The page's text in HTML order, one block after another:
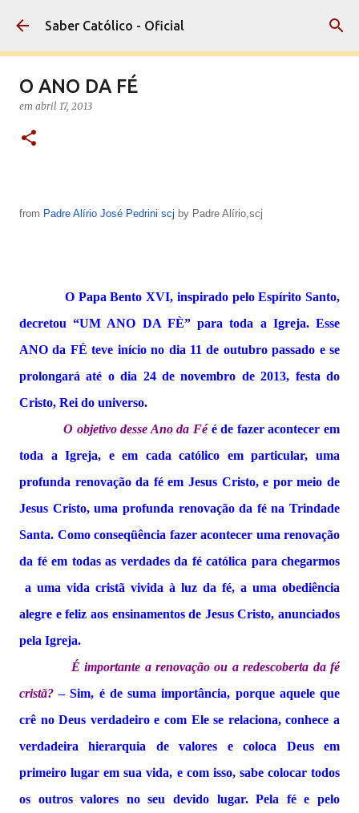
Pular para o conteúdo principal
Saber Católico - Oficial
O ANO DA FÉ
em abril 17, 2013
from Padre Alírio José Pedrini scj by Padre Alírio,scj
O Papa Bento XVI, inspirado pelo Espírito Santo,
decretou “UM ANO DA FÈ” para toda a Igreja. Esse
ANO da FÉ teve início no dia 11 de outubro passado e se
prolongará até o dia 24 de novembro de 2013, festa do
Cristo, Rei do universo.
O objetivo desse Ano da Féé de fazer acontecer em
toda a Igreja, e em cada católico em particular, uma
profunda renovação da fé em Jesus Cristo, e por meio de
Jesus Cristo, uma profunda renovação da fé na Trindade
Santa. Como conseqüência fazer acontecer uma renovação
da fé em todas as verdades da fé católica para chegarmos
a uma vida cristã vivida à luz da fé, a uma obediência
alegre e feliz aos ensinamentos de Jesus Cristo, anunciados
pela Igreja.
É importante a renovação ou a redescoberta da fé
cristã? – Sim, é de suma importância, porque aquele que
crê no Deus verdadeiro e com Ele se relaciona, conhece a
verdadeira hierarquia de valores e coloca Deus em
primeiro lugar em sua vida, e com isso, sabe colocar todos
os outros valores no seu devido lugar. Pela fé e pelo